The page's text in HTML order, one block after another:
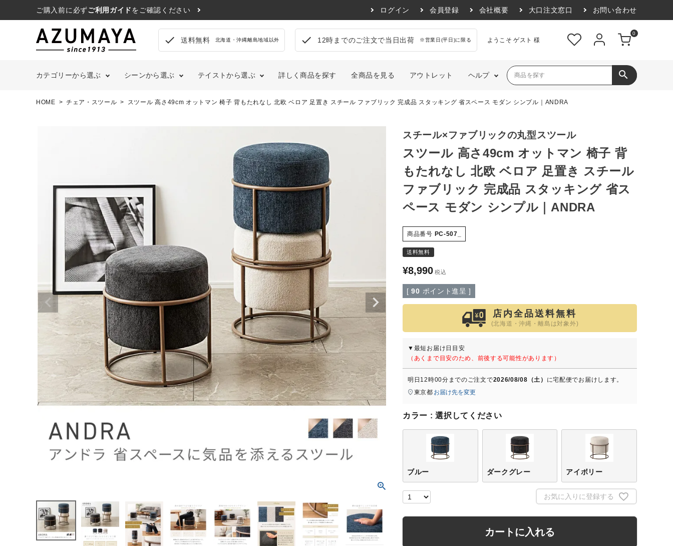
ご購入前に必ずご利用ガイドをご確認ください ログイン 会員登録 会社概要 大口注文窓口 お問い合わせ
check 送料無料 北海道・沖縄離島地域以外 check 12時までのご注文で当日出荷 ※営業日(平日)に限る ようこそ ゲスト 様
0
カテゴリーから選ぶ
カウチソファ
オットマン
ソファベッド
テーブル
センターテーブル
ダイニングテーブル
サイドテーブル
デスク・コンソール
丸テーブル
チェア・スツール
ダイニングチェア
座椅子
ベンチ
カウンターチェア
フレーム＋マットレスセット
布団・サポートアイテム
枕・枕カバー
マットレス
ベッドフレーム
収納家具
シェルフ
チェスト・キャビネット
テレビ台
ワゴン
ハンガーラック
収納ボックス
間仕切り・パーテーション
照明
間接照明
クッション・ブランケット
ダイニングセット
4人掛け
ラグ
マット
ミラー・ドレッサー
ミラー
アウトドア・ガーデ
アウトドア
ガーデン・エクステリア
フェイクグリーン
プランター・鉢カバー
ゴミ箱
シーンから選ぶ
アウトドア・ガーデン
テイストから選ぶ
レトロ・センチュリー カントリー風
クラシック・アンティーク
韓国風インテリア 北欧風インテリア
詳しく商品を探す 全商品を見る アウトレット ヘルプ search
052-241-3103
ACCOUNT MENU
ようこそ ゲスト 様
person 会員登録
カテゴリーから選ぶ
シーンから選ぶ
コンテンツ
ご利用ガイド
プライバシーポリシー
特定商取引法について
よくある質問
大口注文窓口
HOME チェア・スツール スツール 高さ49cm オットマン 椅子 背もたれなし 北欧 ベロア 足置き スチール ファブリック 完成品 スタッキング 省スペース モダン シンプル｜ANDRA
スチール×ファブリックの丸型スツール
スツール 高さ49cm オットマン 椅子 背
もたれなし 北欧 ベロア 足置き スチール
ファブリック 完成品 スタッキング 省ス
ペース モダン シンプル｜ANDRA
商品番号 PC-507_
送料無料
¥8,990 税込
[ 90 ポイント進呈 ]
店内全品送料無料
(北海道・沖縄・離島は対象外)
▼最短お届け日目安
（あくまで目安のため、前後する可能性があります）
明日 12時00分 までのご注文で2026/08/08（土） に宅配便でお届けします。
東京都 お届け先を変更
カラー 選択してください
ブルー ダークグレー アイボリー
お気に入りに登録する
カートに入れる